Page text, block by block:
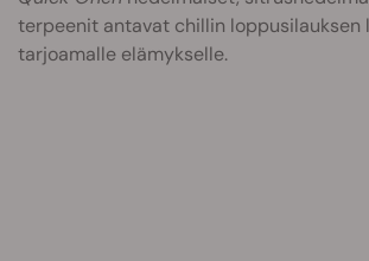
terpeenit antavat chillin loppusilauksen
tarjoamalle elämykselle.